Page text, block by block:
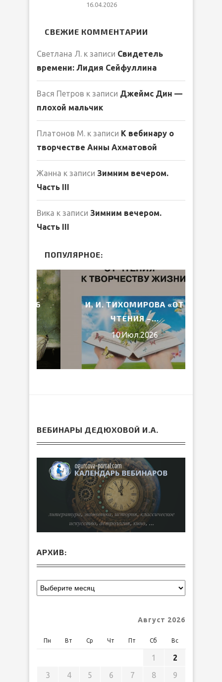
16.04.2026
СВЕЖИЕ КОММЕНТАРИИ
Светлана Л. к записи Свидетель
времени: Лидия Сейфуллина
Вася Петров к записи Джеймс Дин —
плохой мальчик
Платонов М. к записи К вебинару о
творчестве Анны Ахматовой
Жанна к записи Зимним вечером.
Часть III
Вика к записи Зимним вечером.
Часть III
ПОПУЛЯРНОЕ:
И. И. ТИХОМИРОВА «ОТ
ЧТЕНИЯ –...
10.Июл.2026
ВЕБИНАРЫ ДЕДЮХОВОЙ И.А.
АРХИВ:
Август 2026
Пн Вт Ср Чт Пт Сб Вс
1
2
3
4 5 6 7 8
9